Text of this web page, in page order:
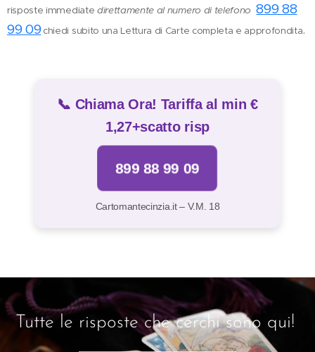
risposte immediate direttamente al numero di telefono 899 88
99 09 chiedi subito una Lettura di Carte completa e approfondita.
📞 Chiama Ora! Tariffa al min €
1,27+scatto risp
899 88 99 09
Cartomantecinzia.it – V.M. 18
Tutte le risposte che cerchi sono qui!